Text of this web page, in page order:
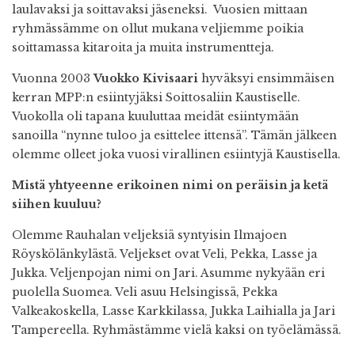
laulavaksi ja soittavaksi jäseneksi. Vuosien mittaan
ryhmässämme on ollut mukana veljiemme poikia
soittamassa kitaroita ja muita instrumentteja.
Vuonna 2003Vuokko Kivisaari hyväksyi ensimmäisen
kerran MPP:n esiintyjäksi Soittosaliin Kaustiselle.
Vuokolla oli tapana kuuluttaa meidät esiintymään
sanoilla “nynne tuloo ja esittelee ittensä”. Tämän jälkeen
olemme olleet joka vuosi virallinen esiintyjä Kaustisella.
Mistä yhtyeenne erikoinen nimi on peräisin ja ketä
siihen kuuluu?
Olemme Rauhalan veljeksiä syntyisin Ilmajoen
Röyskölänkylästä. Veljekset ovat Veli, Pekka, Lasse ja
Jukka. Veljenpojan nimi on Jari. Asumme nykyään eri
puolella Suomea. Veli asuu Helsingissä, Pekka
Valkeakoskella, Lasse Karkkilassa, Jukka Laihialla ja Jari
Tampereella. Ryhmästämme vielä kaksi on työelämässä.